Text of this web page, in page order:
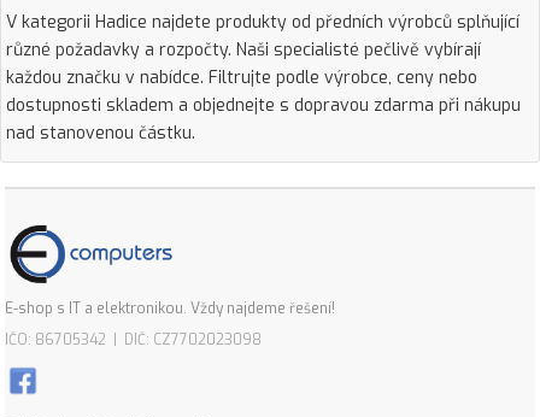
V kategorii Hadice najdete produkty od předních výrobců splňující
různé požadavky a rozpočty. Naši specialisté pečlivě vybírají
každou značku v nabídce. Filtrujte podle výrobce, ceny nebo
dostupnosti skladem a objednejte s dopravou zdarma při nákupu
nad stanovenou částku.
E-shop s IT a elektronikou. Vždy najdeme řešení!
IČO: 86705342 | DIČ: CZ7702023098